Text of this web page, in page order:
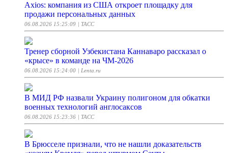
Axios: компания из США откроет площадку для
продажи персональных данных
06.08.2026 15:25:09 | ТАСС
Тренер сборной Узбекистана Каннаваро рассказал о
«крысе» в команде на ЧМ-2026
06.08.2026 15:24:00 | Lenta.ru
В МИД РФ назвали Украину полигоном для обкатки
военных технологий англосаксов
06.08.2026 15:23:36 | ТАСС
В Брюсселе признали, что не нашли доказательств